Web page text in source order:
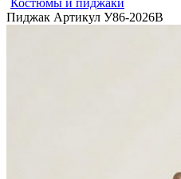
Костюмы и пиджаки
Пиджак Артикул У86-2026В